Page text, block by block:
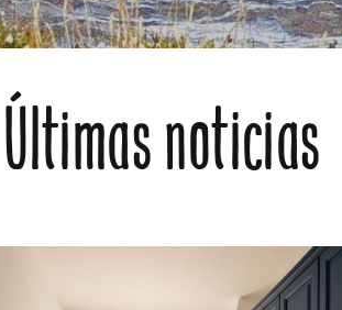
Últimas noticias